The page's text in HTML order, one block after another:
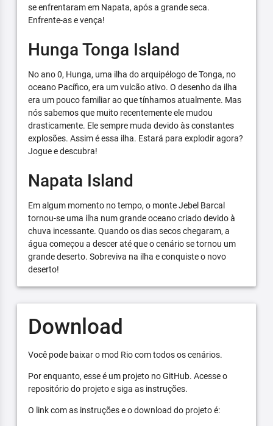
se enfrentaram em Napata, após a grande seca.
Enfrente-as e vença!
Hunga Tonga Island
No ano 0, Hunga, uma ilha do arquipélogo de Tonga, no
oceano Pacífico, era um vulcão ativo. O desenho da ilha
era um pouco familiar ao que tínhamos atualmente. Mas
nós sabemos que muito recentemente ele mudou
drasticamente. Ele sempre muda devido às constantes
explosões. Assim é essa ilha. Estará para explodir agora?
Jogue e descubra!
Napata Island
Em algum momento no tempo, o monte Jebel Barcal
tornou-se uma ilha num grande oceano criado devido à
chuva incessante. Quando os dias secos chegaram, a
água começou a descer até que o cenário se tornou um
grande deserto. Sobreviva na ilha e conquiste o novo
deserto!
Download
Você pode baixar o mod Rio com todos os cenários.
Por enquanto, esse é um projeto no GitHub. Acesse o
repositório do projeto e siga as instruções.
O link com as instruções e o download do projeto é: